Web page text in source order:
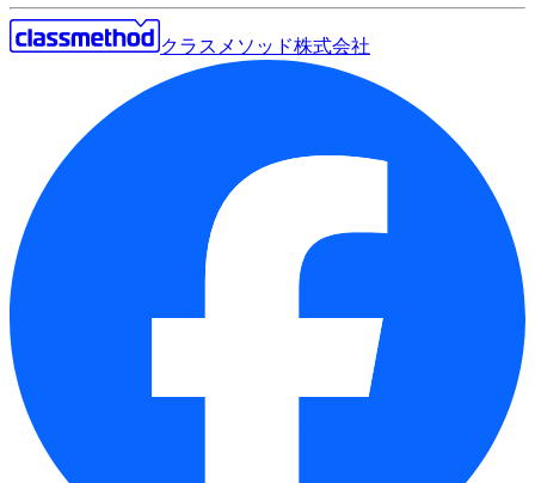
クラスメソッド株式会社